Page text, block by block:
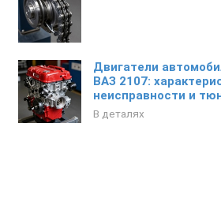
Двигатели
ВАЗ 2107:
неисправности и
В деталях